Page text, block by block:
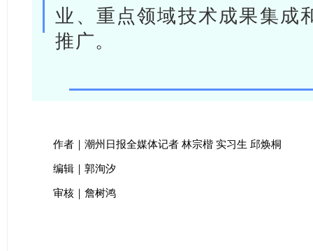
业、重点领域技术成果集成
推广。
作者｜潮州日报全媒体记者 林宗楷 实习生 邱焕桐
编辑｜郭洵汐
审核｜詹树鸿